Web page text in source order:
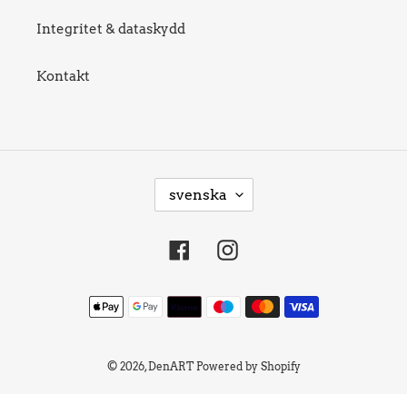
Integritet & dataskydd
Kontakt
P
svenska
FacebookInstagram
Betalningsmetoder
© 2026,DenART Powered by Shopify